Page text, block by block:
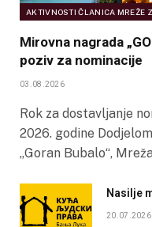
AKTIVNOSTI ČLANICA MREŽE
Mirovna nagrada
poziv za nominacije
03.08.2026
Rok za dostavljanje
2026. godine
„Goran Bubalo“,
Nasilje
20.07.2026